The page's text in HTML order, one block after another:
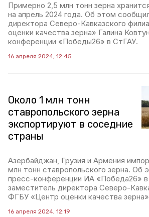
Примерно 2,5 млн тонн зерна
на апрель 2024 года. Об этом
директора Северо-Кавказского
оценки качества зерна» Галина
конференции «Победы26» в СтГАУ.
16 апреля 2024, 12:45
Около 1 млн тонн
ставропольского зерна
экспортируют в соседние
страны
Азербайджан, Грузия и Армения
млн тонн ставропольского зерна. Об
пресс-конференции ИА «Победа26»
заместитель директора Северо-
ФГБУ «Центр оценки качества зерна»
16 апреля 2024, 12:19